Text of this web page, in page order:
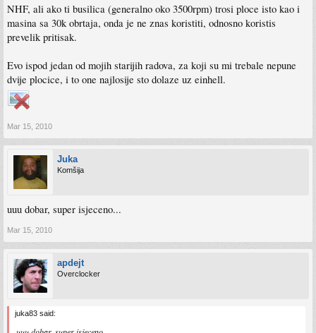
NHF, ali ako ti busilica (generalno oko 3500rpm) trosi ploce isto kao i
masina sa 30k obrtaja, onda je ne znas koristiti, odnosno koristis
prevelik pritisak.
Evo ispod jedan od mojih starijih radova, za koji su mi trebale nepune
dvije plocice, i to one najlosije sto dolaze uz einhell.
Mar 15, 2010
Juka
Komšija
uuu dobar, super isjeceno...
Mar 15, 2010
apdejt
Overclocker
juka83 said: